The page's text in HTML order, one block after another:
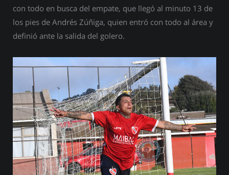
con todo en busca del empate, que llegó al minuto 13 de
los pies de Andrés Zúñiga, quien entró con todo al área y
definió ante la salida del golero.